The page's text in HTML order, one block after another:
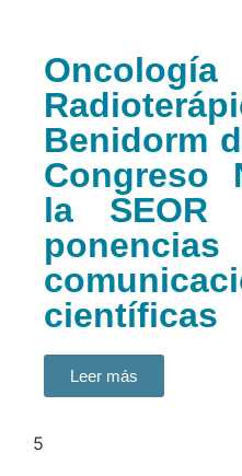
Oncología
Benidorm
Congreso
la SEOR
científicas
Leer más
5